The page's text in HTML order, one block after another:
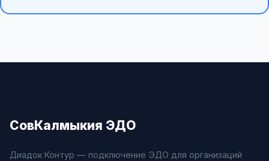
СовКалмыкия ЭДО
Диадок Контур — подключение ЭДО для организаций